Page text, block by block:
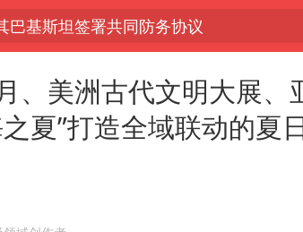
委书记张毅恭被查
时储能一体化产业园量产
已进入24小时警戒线
、美洲古代文明大展、
夏”打造全域联动的夏